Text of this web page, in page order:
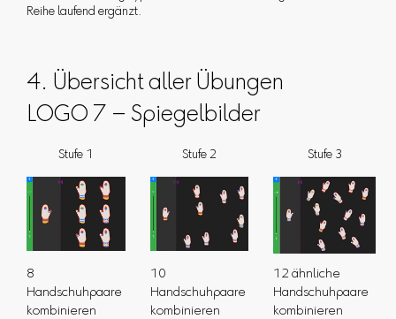
Reihe laufend ergänzt.
4. Übersicht aller Übungen
LOGO 7 – Spiegelbilder
Stufe 1 Stufe 2 Stufe 3
8
Handschuhpaare
kombinieren
10
Handschuhpaare
kombinieren
12 ähnliche
Handschuhpaare
kombinieren